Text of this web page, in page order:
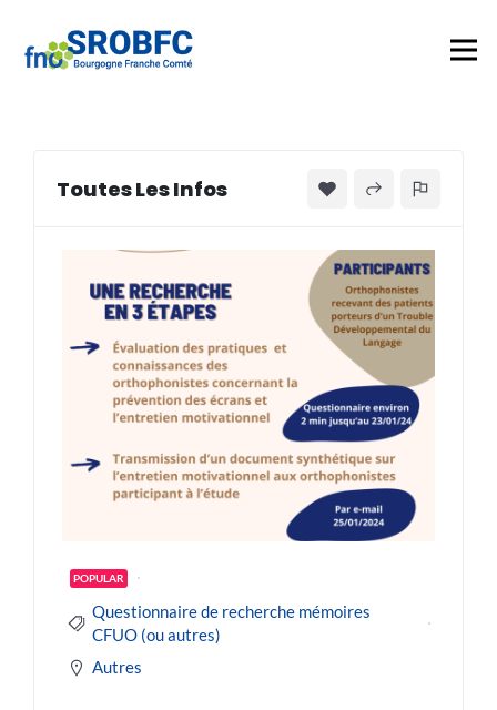
Toutes Les Infos
POPULAR
Questionnaire de recherche mémoires
CFUO (ou autres)
Autres